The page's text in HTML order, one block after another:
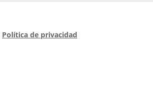
Política de privacidad